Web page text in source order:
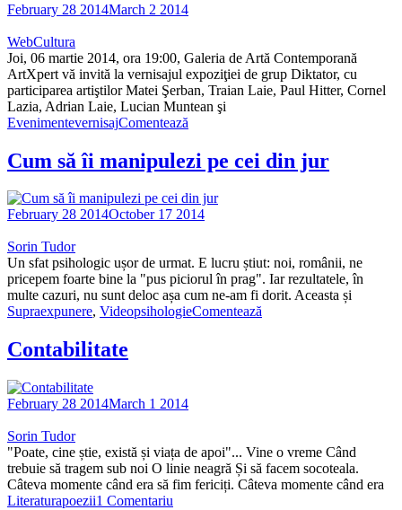
February 28 2014March 2 2014
WebCultura
Joi, 06 martie 2014, ora 19:00, Galeria de Artă Contemporană
ArtXpert vă invită la vernisajul expoziţiei de grup Diktator, cu
participarea artiştilor Matei Şerban, Traian Laie, Paul Hitter, Cornel
Lazia, Adrian Laie, Lucian Muntean şi
EvenimentevernisajComentează
Cum să îi manipulezi pe cei din jur
February 28 2014October 17 2014
Sorin Tudor
Un sfat psihologic ușor de urmat. E lucru știut: noi, românii, ne
pricepem foarte bine la "pus piciorul în prag". Iar rezultatele, în
multe cazuri, nu sunt deloc așa cum ne-am fi dorit. Aceasta și
Supraexpunere, VideopsihologieComentează
Contabilitate
February 28 2014March 1 2014
Sorin Tudor
"Poate, cine știe, există și viața de apoi"... Vine o vreme Când
trebuie să tragem sub noi O linie neagră Și să facem socoteala.
Câteva momente când era să fim fericiți. Câteva momente când era
Literaturapoezii1 Comentariu